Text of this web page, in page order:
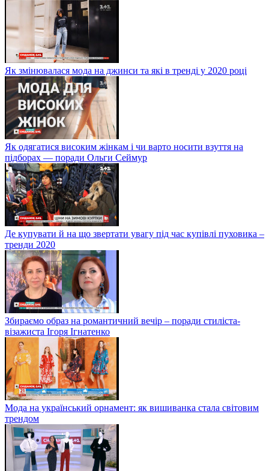
Як змінювалася мода на джинси та які в тренді у 2020 році
Як одягатися високим жінкам і чи варто носити взуття на
підборах — поради Ольги Сеймур
Де купувати й на що звертати увагу під час купівлі пуховика –
тренди 2020
Збираємо образ на романтичний вечір – поради стиліста-
візажиста Ігоря Ігнатенко
Мода на український орнамент: як вишиванка стала світовим
трендом